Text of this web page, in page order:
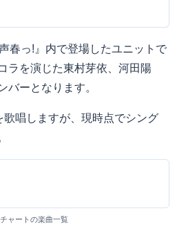
春っ!』内で登場したユニットで
ラを演じた東村芽依、河田陽
バーとなります。
唱しますが、現時点でシング
ャートの楽曲一覧